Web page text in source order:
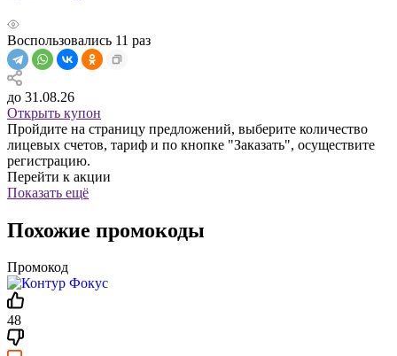
Воспользовались 11 раз
до 31.08.26
Открыть купон
Пройдите на страницу предложений, выберите количество
лицевых счетов, тариф и по кнопке "Заказать", осуществите
регистрацию.
Перейти к акции
Показать ещё
Похожие промокоды
Промокод
48